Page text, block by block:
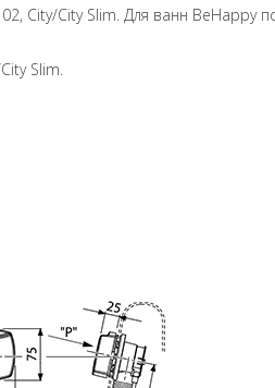
City/City Slim. Для ванн BeHappy
Slim.